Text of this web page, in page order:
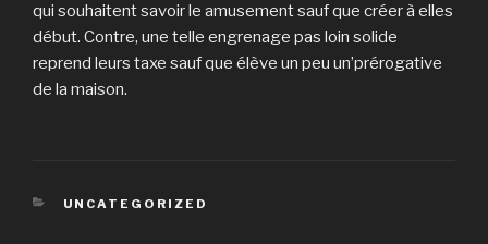
qui souhaitent savoir le amusement sauf que créer à elles
début. Contre, une telle engrenage pas loin solide
reprend leurs taxe sauf que élève un peu un’prérogative
de la maison.
CATEGORIES
UNCATEGORIZED